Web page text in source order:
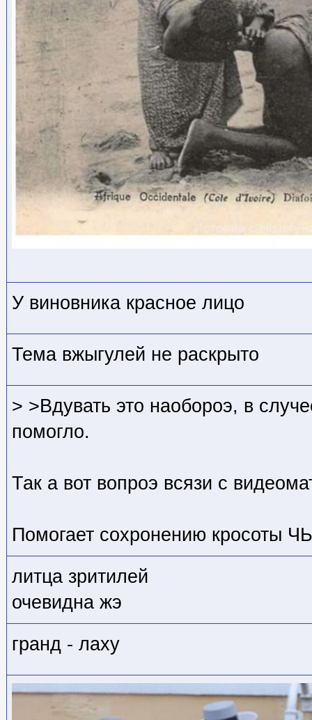
У виновника красное лицо
Тема вжыгулей не раскрыто
> >Вдувать это наобороэ, в
помогло.
Так а вот вопроэ всязи с
Помогает сохронению кросоты
литца зритилей
очевидна жэ
гранд - лаху